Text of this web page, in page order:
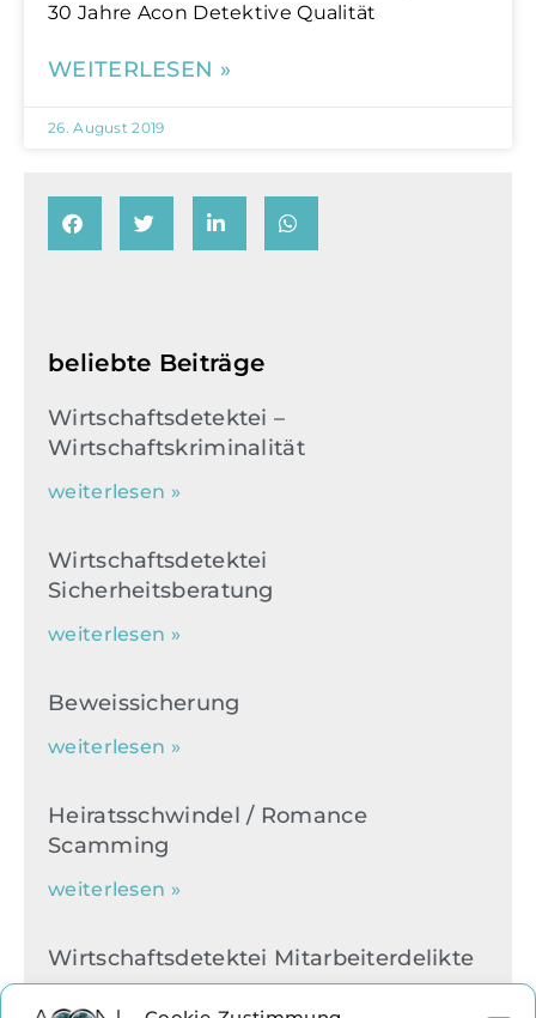
30 Jahre Acon Detektive Qualität
WEITERLESEN »
26. August 2019
beliebte Beiträge
Wirtschaftsdetektei –
Wirtschaftskriminalität
weiterlesen »
Wirtschaftsdetektei
Sicherheitsberatung
weiterlesen »
Beweissicherung
weiterlesen »
Heiratsschwindel / Romance
Scamming
weiterlesen »
Wirtschaftsdetektei Mitarbeiterdelikte